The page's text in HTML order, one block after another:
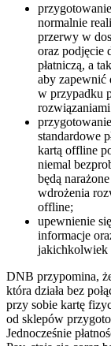
normalnie
przerwy w
oraz podjęcie
płatniczą, a
aby zapewnić
w przypadku
standardowe
kartą offline
niemal
będą
wdrożenia
offline;
upewnienie
informacje
jakichkolwiek
DNB przypomina,
która działa bez
przy sobie kartę
od sklepów
Jednocześnie